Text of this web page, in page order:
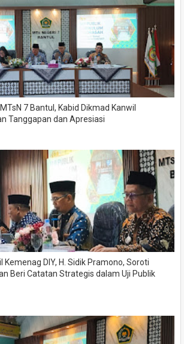
7 Bantul, Kabid Dikmad Kanwil
Tanggapan dan Apresiasi
Kemenag DIY, H. Sidik Pramono, Soroti
Beri Catatan Strategis dalam Uji Publik